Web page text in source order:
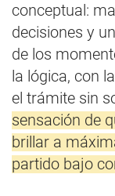
conceptual:
decisiones y
de los
la lógica, con
el trámite sin
sensación de
brillar a
partido bajo